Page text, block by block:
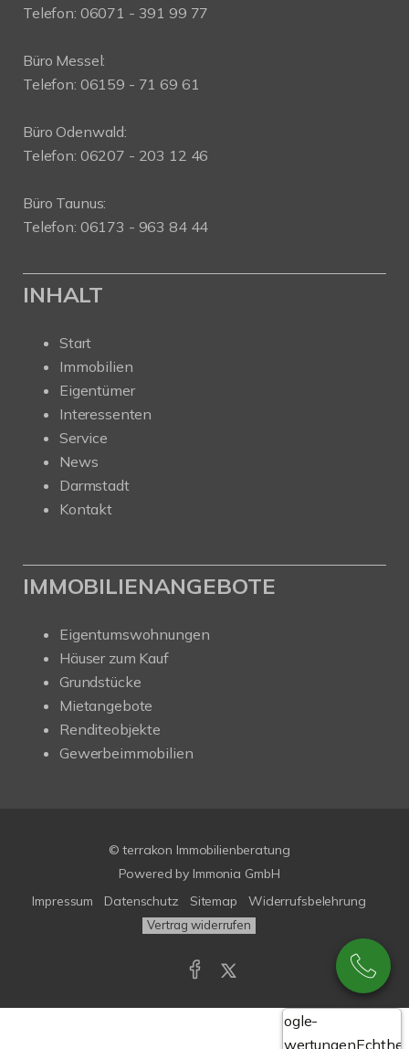
Telefon: 06071 - 391 99 77
Büro Messel:
Telefon: 06159 - 71 69 61
Büro Odenwald:
Telefon: 06207 - 203 12 46
Büro Taunus:
Telefon: 06173 - 963 84 44
INHALT
Start
Immobilien
Eigentümer
Interessenten
Service
News
Darmstadt
Kontakt
IMMOBILIENANGEBOTE
Eigentumswohnungen
Häuser zum Kauf
Grundstücke
Mietangebote
Renditeobjekte
Gewerbeimmobilien
© terrakon Immobilienberatung
Powered by Immonia GmbH
Impressum
Datenschutz Sitemap Widerrufsbelehrung
Vertrag widerrufen
Google-
Bewertungen